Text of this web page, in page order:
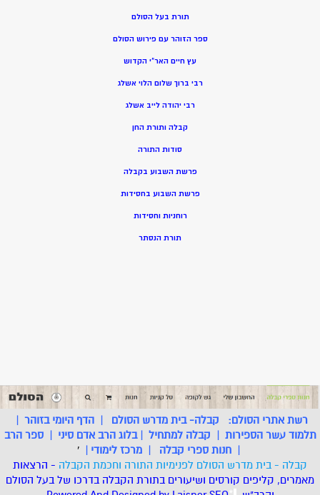
תורת בעל הסולם
ספר הזוהר עם פירוש הסולם
עץ חיים האר”י הקדוש
רבי ברוך שלום הלוי אשלג
רבי יהודה לייב אשלג
קבלה ותורת החן
סודות התורה
פרשת השבוע בקבלה
פרשת השבוע בחסידות
רוחניות וחסידות
תורת הנסתר
רשת אתרי הסולם: קבלה- בית מדרש הסולם |הדף היומי בזוהר |
תלמוד עשר הספירות | קבלה למתחיל |בלוג הרב אדם סיני |ספר הרב
| חנות ספרי קבלה | מרכז לימודי |
'
קבלה - בית מדרש הסולם לפנימיות התורה וחכמת הקבלה - הרצאות
מאמרים, קליפים קורסים ושיעורים בתורת הקבלה בדרכו של בעל הסולם